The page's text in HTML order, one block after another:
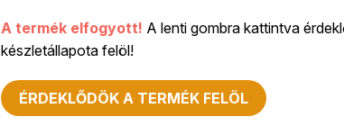
A termék elfogyott! A lenti gombra kattintva
készletállapota felöl!
ÉRDEKLŐDÖK A TERMÉK FELÖL